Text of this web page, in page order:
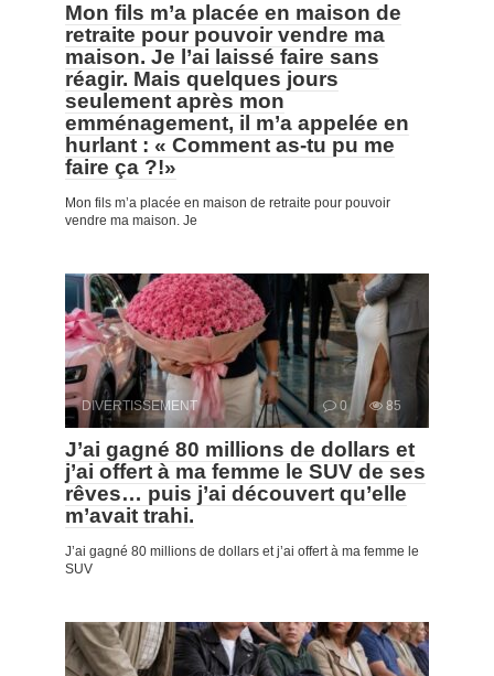
Mon fils m’a placée en maison de
retraite pour pouvoir vendre ma
maison. Je l’ai laissé faire sans
réagir. Mais quelques jours
seulement après mon
emménagement, il m’a appelée en
hurlant : « Comment as-tu pu me
faire ça ?!»
Mon fils m’a placée en maison de retraite pour pouvoir
vendre ma maison. Je
DIVERTISSEMENT 0 85
J’ai gagné 80 millions de dollars et
j’ai offert à ma femme le SUV de ses
rêves… puis j’ai découvert qu’elle
m’avait trahi.
J’ai gagné 80 millions de dollars et j’ai offert à ma femme le
SUV